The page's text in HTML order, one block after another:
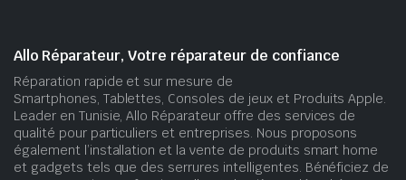
Allo Réparateur, Votre réparateur de confiance
Réparation rapide et sur mesure de
Smartphones, Tablettes, Consoles de jeux et Produits Apple.
Leader en Tunisie, Allo Réparateur offre des services de
qualité pour particuliers et entreprises. Nous proposons
également l’installation et la vente de produits smart home
et gadgets tels que des serrures intelligentes. Bénéficiez de